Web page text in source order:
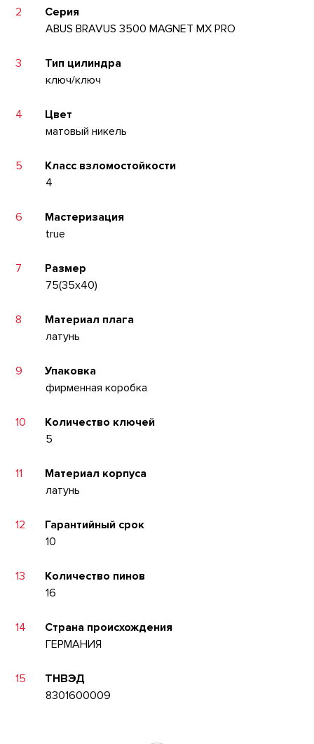
2
Серия
ABUS BRAVUS 3500 MAGNET MX PRO
3
Тип цилиндра
ключ/ключ
4
Цвет
матовый никель
5
Класс взломостойкости
4
6
Мастеризация
true
7
Размер
75(35x40)
8
Материал плага
латунь
9
Упаковка
фирменная коробка
10
Количество ключей
5
11
Материал корпуса
латунь
12
Гарантийный срок
10
13
Количество пинов
16
14
Страна происхождения
ГЕРМАНИЯ
15
ТНВЭД
8301600009